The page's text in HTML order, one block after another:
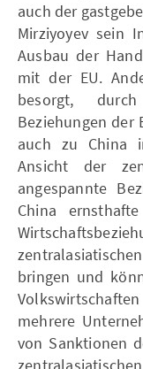
auch der
Mirziyoyev sein
Ausbau der
mit der EU.
besorgt,
Beziehungen der
auch zu China
Ansicht der
angespannte
China
bringen und
mehrere
von Sanktionen